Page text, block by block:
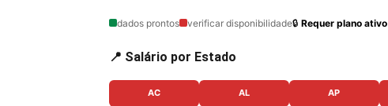
dados prontos verificar disponibilidade🔒 Requer plano ativo
📍 Salário por Estado
AC AL AP